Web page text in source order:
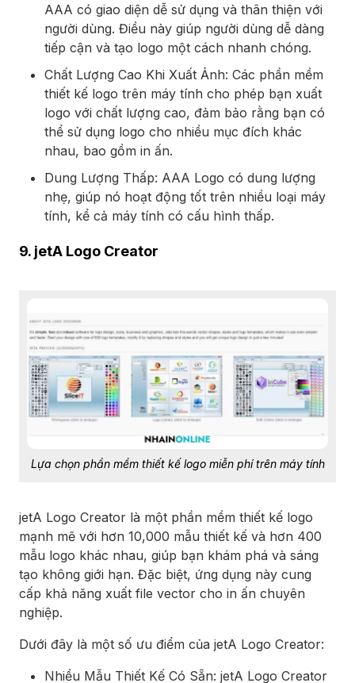
AAA có giao diện dễ sử dụng và thân thiện với
người dùng. Điều này giúp người dùng dễ dàng
tiếp cận và tạo logo một cách nhanh chóng.
Chất Lượng Cao Khi Xuất Ảnh: Các phần mềm
thiết kế logo trên máy tính cho phép bạn xuất
logo với chất lượng cao, đảm bảo rằng bạn có
thể sử dụng logo cho nhiều mục đích khác
nhau, bao gồm in ấn.
Dung Lượng Thấp: AAA Logo có dung lượng
nhẹ, giúp nó hoạt động tốt trên nhiều loại máy
tính, kể cả máy tính có cấu hình thấp.
9. jetA Logo Creator
Lựa chọn phần mềm thiết kế logo miễn phí trên máy tính
jetA Logo Creator là một phần mềm thiết kế logo
mạnh mẽ với hơn 10,000 mẫu thiết kế và hơn 400
mẫu logo khác nhau, giúp bạn khám phá và sáng
tạo không giới hạn. Đặc biệt, ứng dụng này cung
cấp khả năng xuất file vector cho in ấn chuyên
nghiệp.
Dưới đây là một số ưu điểm của jetA Logo Creator:
Nhiều Mẫu Thiết Kế Có Sẵn: jetA Logo Creator